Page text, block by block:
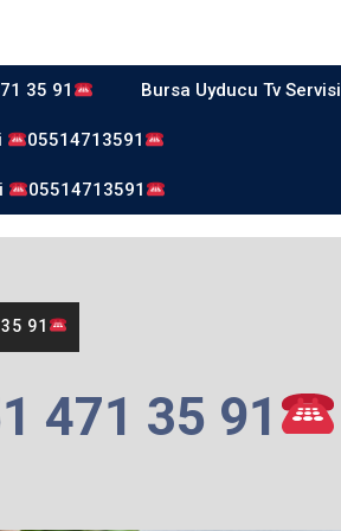
35 91 Bursa Uyducu Tv Servisi
05514713591
05514713591
91
471 35 91